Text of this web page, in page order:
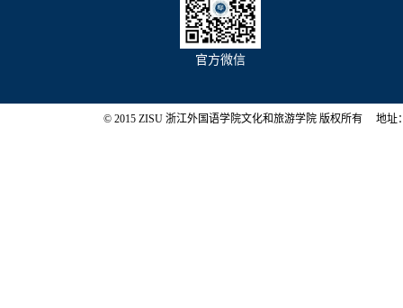
官方微信
© 2015 ZISU 浙江外国语学院文化和旅游学院 版权所有 地址